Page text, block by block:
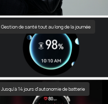
Gestion de santé tout au long de la journée
Jusqu'à 14 jours d'autonomie de batterie